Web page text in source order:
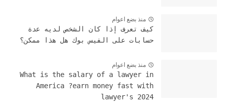
منذ بضع اعوام
كيف تعرف إذا كان الشخص لديه عدة
حسابات على الفيس بوك هل هذا ممكن؟
منذ بضع اعوام
What is the salary of a lawyer in
America ?earn money fast with
lawyer's 2024